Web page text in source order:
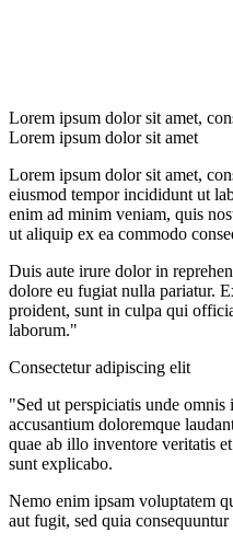
Lorem ipsum dolor sit amet,
Lorem ipsum dolor sit amet
Lorem ipsum dolor sit amet,
eiusmod tempor incididunt ut
enim ad minim veniam, quis
ut aliquip ex ea commodo
Duis aute irure dolor in
dolore eu fugiat nulla pariatur.
proident, sunt in culpa qui
laborum."
Consectetur adipiscing elit
"Sed ut perspiciatis unde omnis
accusantium doloremque
quae ab illo inventore veritatis
sunt explicabo.
Nemo enim ipsam voluptatem
aut fugit, sed quia